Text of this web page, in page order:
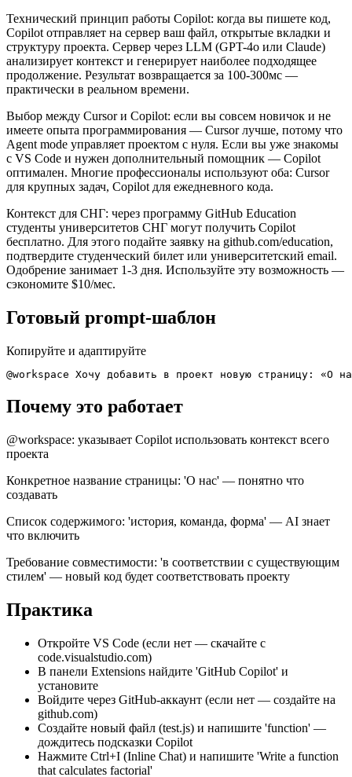
Технический принцип работы Copilot: когда вы пишете код,
Copilot отправляет на сервер ваш файл, открытые вкладки и
структуру проекта. Сервер через LLM (GPT-4o или Claude)
анализирует контекст и генерирует наиболее подходящее
продолжение. Результат возвращается за 100-300мс —
практически в реальном времени.
Выбор между Cursor и Copilot: если вы совсем новичок и не
имеете опыта программирования — Cursor лучше, потому что
Agent mode управляет проектом с нуля. Если вы уже знакомы
с VS Code и нужен дополнительный помощник — Copilot
оптимален. Многие профессионалы используют оба: Cursor
для крупных задач, Copilot для ежедневного кода.
Контекст для СНГ: через программу GitHub Education
студенты университетов СНГ могут получить Copilot
бесплатно. Для этого подайте заявку на github.com/education,
подтвердите студенческий билет или университетский email.
Одобрение занимает 1-3 дня. Используйте эту возможность —
сэкономите $10/мес.
Готовый prompt-шаблон
Копируйте и адаптируйте
@workspace Хочу добавить в проект новую страницу: «О
Почему это работает
@workspace: указывает Copilot использовать контекст всего
проекта
Конкретное название страницы: 'О нас' — понятно что
создавать
Список содержимого: 'история, команда, форма' — AI знает
что включить
Требование совместимости: 'в соответствии с существующим
стилем' — новый код будет соответствовать проекту
Практика
Откройте VS Code (если нет — скачайте с
code.visualstudio.com)
В панели Extensions найдите 'GitHub Copilot' и
установите
Войдите через GitHub-аккаунт (если нет — создайте на
github.com)
Создайте новый файл (test.js) и напишите 'function' —
дождитесь подсказки Copilot
Нажмите Ctrl+I (Inline Chat) и напишите 'Write a function
that calculates factorial'